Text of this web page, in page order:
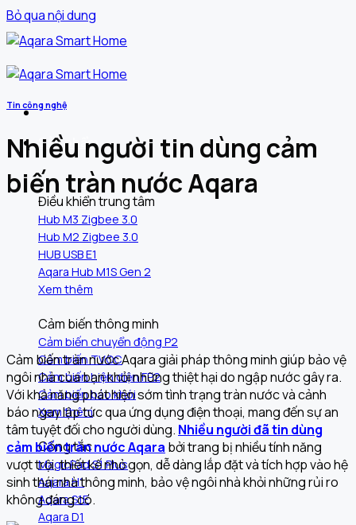
Bỏ qua nội dung
Sản phẩm
Điều khiển trung tâm
Hub M3 Zigbee 3.0
Hub M2 Zigbee 3.0
HUB USB E1
Aqara Hub M1S Gen 2
Xem thêm
Cảm biến thông minh
Cảm biến chuyển động P2
Cảm biến TVOC
Cảm biến hiện diện FP2
Cảm biến báo khói
Xem thêm
Công tắc
MagicPad S1 Plus
Aqara H1
Aqara S1E
Aqara D1
Tin công nghệ
Nhiều người tin dùng cảm
biến tràn nước Aqara
Cảm biến tràn nước Aqaragiải pháp thông minh giúp bảo vệ
ngôi nhà của bạn khỏi những thiệt hại do ngập nước gây ra.
Với khả năng phát hiện sớm tình trạng tràn nước và cảnh
báo ngay lập tức qua ứng dụng điện thoại, mang đến sự an
tâm tuyệt đối cho người dùng. Nhiều người đã tin dùng
cảm biến tràn nước Aqara bởi trang bị nhiều tính năng
vượt trội, thiết kế nhỏ gọn, dễ dàng lắp đặt và tích hợp vào hệ
sinh thái nhà thông minh, bảo vệ ngôi nhà khỏi những rủi ro
không đáng có.